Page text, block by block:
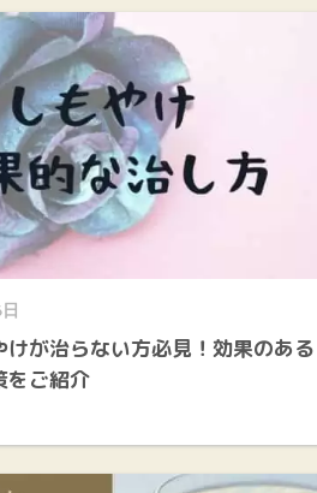
けが治らない方必見！効果のある
をご紹介